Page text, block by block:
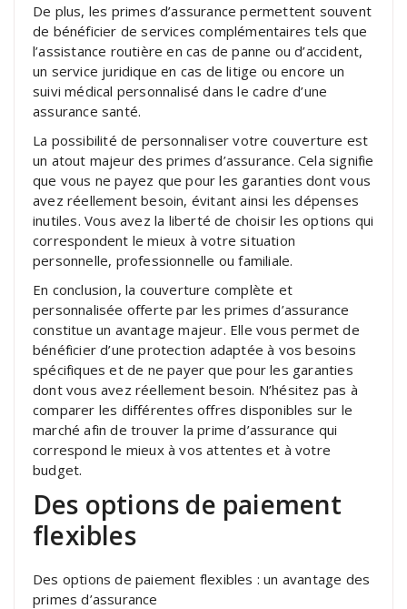
De plus, les primes d’assurance permettent souvent
de bénéficier de services complémentaires tels que
l’assistance routière en cas de panne ou d’accident,
un service juridique en cas de litige ou encore un
suivi médical personnalisé dans le cadre d’une
assurance santé.
La possibilité de personnaliser votre couverture est
un atout majeur des primes d’assurance. Cela signifie
que vous ne payez que pour les garanties dont vous
avez réellement besoin, évitant ainsi les dépenses
inutiles. Vous avez la liberté de choisir les options qui
correspondent le mieux à votre situation
personnelle, professionnelle ou familiale.
En conclusion, la couverture complète et
personnalisée offerte par les primes d’assurance
constitue un avantage majeur. Elle vous permet de
bénéficier d’une protection adaptée à vos besoins
spécifiques et de ne payer que pour les garanties
dont vous avez réellement besoin. N’hésitez pas à
comparer les différentes offres disponibles sur le
marché afin de trouver la prime d’assurance qui
correspond le mieux à vos attentes et à votre
budget.
Des options de paiement
flexibles
Des options de paiement flexibles : un avantage des
primes d’assurance